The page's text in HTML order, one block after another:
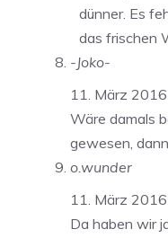
dünner. Es
das frischen
-Joko-
11. März
Wäre damals
gewesen,
o.wunder
11. März
Da haben wir